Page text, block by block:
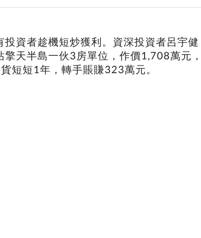
投資者趁機短炒獲利。資深投資者呂宇
擎天半島一伙3房單位，作價1,708萬元
短短1年，轉手賬賺323萬元。